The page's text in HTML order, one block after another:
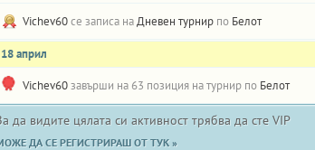
Vichev60се записа наДневен турнир по Белот
18 април
Vichev60завърши на 63 позиция на турнир по Белот
да видите цялата си активност трябва да сте VIP
ДА СЕ РЕГИСТРИРАШ ОТ ТУК »